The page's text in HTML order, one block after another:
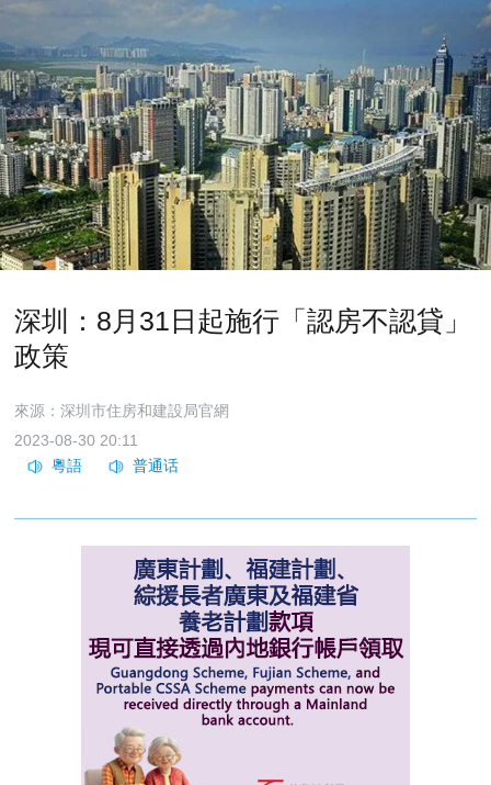
深圳：8月31日起施行「認房不認貸」
政策
來源：深圳市住房和建設局官網
2023-08-30 20:11